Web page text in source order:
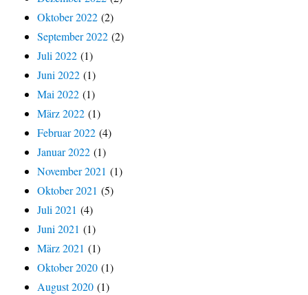
Oktober 2022 (2)
September 2022 (2)
Juli 2022 (1)
Juni 2022 (1)
Mai 2022 (1)
März 2022 (1)
Februar 2022 (4)
Januar 2022 (1)
November 2021 (1)
Oktober 2021 (5)
Juli 2021 (4)
Juni 2021 (1)
März 2021 (1)
Oktober 2020 (1)
August 2020 (1)